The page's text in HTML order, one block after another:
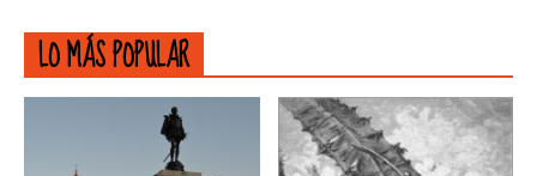
LO MÁS POPULAR